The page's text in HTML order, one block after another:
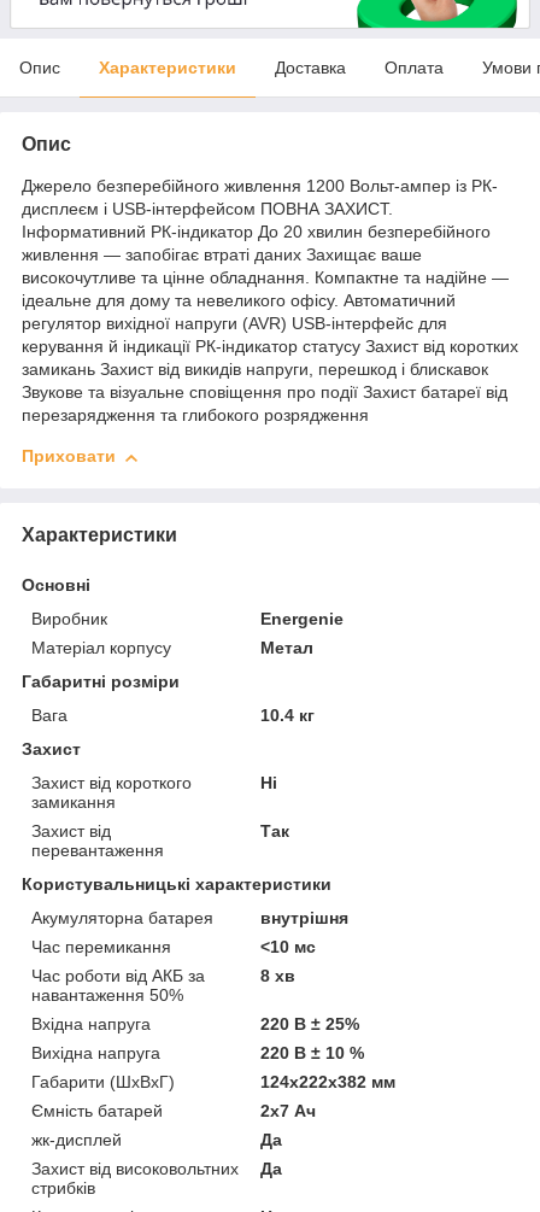
Опис Характеристики Доставка Оплата Умови
Опис
Джерело безперебійного живлення 1200 Вольт-ампер із РК-
дисплеєм і USB-інтерфейсом ПОВНА ЗАХИСТ.
Інформативний РК-індикатор До 20 хвилин безперебійного
живлення — запобігає втраті даних Захищає ваше
високочутливе та цінне обладнання. Компактне та надійне —
ідеальне для дому та невеликого офісу. Автоматичний
регулятор вихідної напруги (AVR) USB-інтерфейс для
керування й індикації РК-індикатор статусу Захист від коротких
замикань Захист від викидів напруги, перешкод і блискавок
Звукове та візуальне сповіщення про події Захист батареї від
перезарядження та глибокого розрядження
Приховати
Характеристики
Основні
Виробник
Energenie
Матеріал корпусу
Метал
Габаритні розміри
Вага
10.4 кг
Захист
Захист від короткого
замикання
Ні
Захист від
перевантаження
Так
Користувальницькі характеристики
Акумуляторна батарея
внутрішня
Час перемикання
<10 мс
Час роботи від АКБ за
навантаження 50%
8 хв
Вхідна напруга
220 В ± 25%
Вихідна напруга
220 В ± 10 %
Габарити (ШхВхГ)
124х222х382 мм
Ємність батарей
2х7 Ач
жк-дисплей
Да
Захист від високовольтних
стрибків
Да